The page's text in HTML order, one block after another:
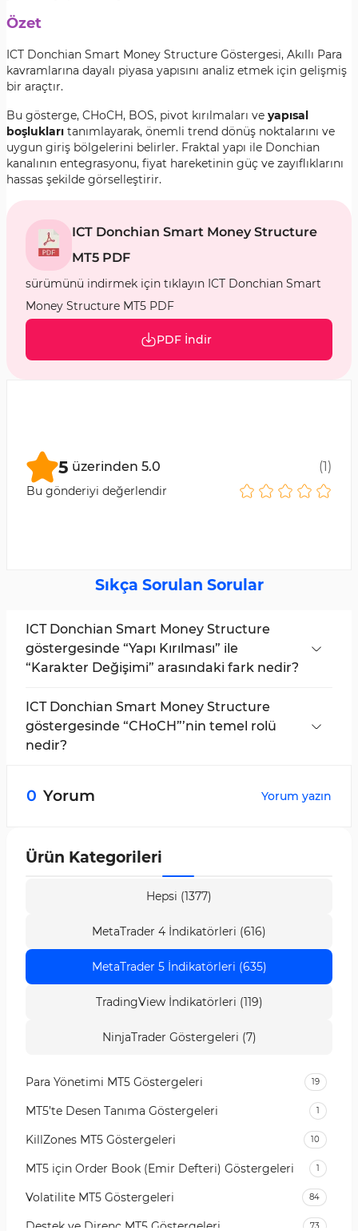
Özet
ICT Donchian Smart Money Structure Göstergesi, Akıllı Para
kavramlarına dayalı piyasa yapısını analiz etmek için gelişmiş
bir araçtır.
Bu gösterge, CHoCH, BOS, pivot kırılmaları ve yapısal
boşlukları tanımlayarak, önemli trend dönüş noktalarını ve
uygun giriş bölgelerini belirler. Fraktal yapı ile Donchian
kanalının entegrasyonu, fiyat hareketinin güç ve zayıflıklarını
hassas şekilde görselleştirir.
ICT Donchian Smart Money Structure
MT5 PDF
sürümünü indirmek için tıklayın ICT Donchian Smart
Money Structure MT5 PDF
PDF İndir
5 üzerinden 5.0 (1)
Bu gönderiyi değerlendir
Sıkça Sorulan Sorular
ICT Donchian Smart Money Structure
göstergesinde “Yapı Kırılması” ile
“Karakter Değişimi” arasındaki fark nedir?
gösterilir ve geçerli bir yapısal kırılmayı temsil
eder; piyasanın yeni bir trende (yükseliş veya
düşüş) girdiğini teyit eder. CHoCH ise yalnızca
ICT Donchian Smart Money Structure
göstergesinde “CHoCH”’nin temel rolü
nedir?
dönüşünün ön uyarısı olarak hizmet eden ilk
0 Yorum Yorum yazın
Ürün Kategorileri
Hepsi (1377)
MetaTrader 4 İndikatörleri (616)
MetaTrader 5 İndikatörleri (635)
TradingView İndikatörleri (119)
NinjaTrader Göstergeleri (7)
Para Yönetimi MT5 Göstergeleri 19
MT5’te Desen Tanıma Göstergeleri 1
KillZones MT5 Göstergeleri 10
MT5 için Order Book (Emir Defteri) Göstergeleri 1
Volatilite MT5 Göstergeleri 84
Destek ve Direnç MT5 Göstergeleri 73